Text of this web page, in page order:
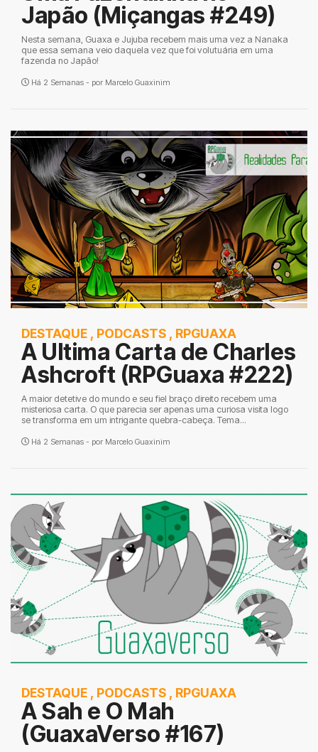
Japão (Miçangas #249)
Nesta semana, Guaxa e Jujuba recebem mais uma vez a Nanaka
que essa semana veio daquela vez que foi volutuária em uma
fazenda no Japão!
Há 2 Semanas - por Marcelo Guaxinim
DESTAQUE , PODCASTS , RPGUAXA
A Ultima Carta de Charles
Ashcroft (RPGuaxa #222)
A maior detetive do mundo e seu fiel braço direito recebem uma
misteriosa carta. O que parecia ser apenas uma curiosa visita logo
se transforma em um intrigante quebra-cabeça. Tema...
Há 2 Semanas - por Marcelo Guaxinim
DESTAQUE , PODCASTS , RPGUAXA
A Sah e O Mah
(GuaxaVerso #167)